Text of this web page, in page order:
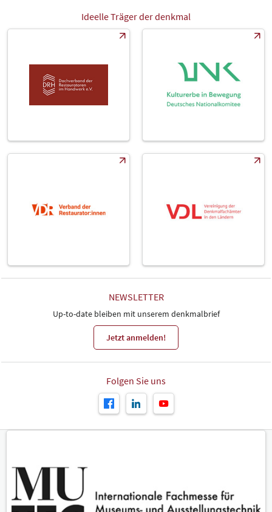
Ideelle Träger der denkmal
NEWSLETTER
Up-to-date bleiben mit unserem denkmalbrief
Jetzt anmelden!
Folgen Sie uns